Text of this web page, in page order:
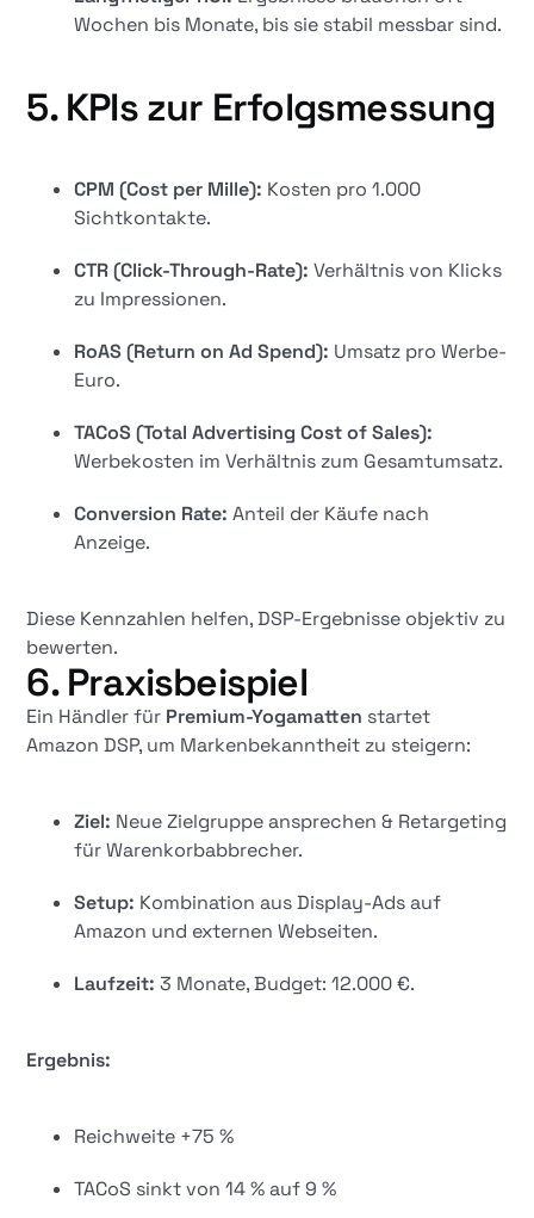
Wochen bis Monate, bis sie stabil messbar sind.
5. KPIs zur Erfolgsmessung
CPM (Cost per Mille): Kosten pro 1.000
Sichtkontakte.
CTR (Click-Through-Rate): Verhältnis von Klicks
zu Impressionen.
RoAS (Return on Ad Spend): Umsatz pro Werbe-
Euro.
TACoS (Total Advertising Cost of Sales):
Werbekosten im Verhältnis zum Gesamtumsatz.
Conversion Rate: Anteil der Käufe nach
Anzeige.
Diese Kennzahlen helfen, DSP-Ergebnisse objektiv zu
bewerten.
6. Praxisbeispiel
Ein Händler für Premium-Yogamatten startet
Amazon DSP, um Markenbekanntheit zu steigern:
Ziel: Neue Zielgruppe ansprechen & Retargeting
für Warenkorbabbrecher.
Setup: Kombination aus Display-Ads auf
Amazon und externen Webseiten.
Laufzeit: 3 Monate, Budget: 12.000 €.
Ergebnis:
Reichweite +75 %
TACoS sinkt von 14 % auf 9 %